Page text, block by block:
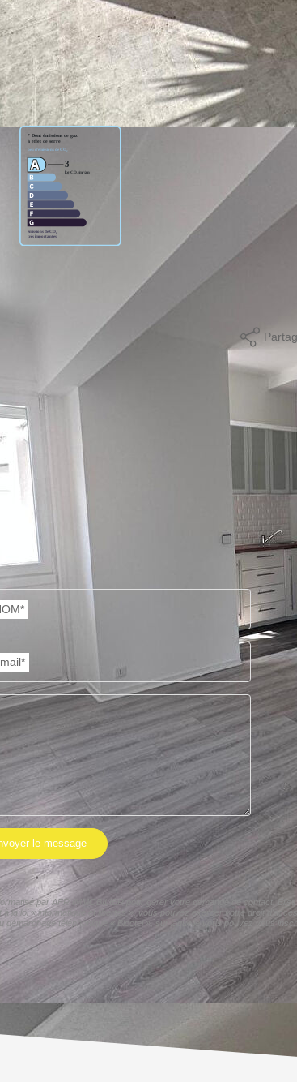
09 58 01 !!!
standard entre 820€ et 1150€. indexées aux années
le message
par AFR IMMOBILIER pour gérer votre demande de contact.
la loi « informatique et libertés », vous pouvez exercer votre droit
téléphonique « Bloctel », sur laquelle vous pouvez vous